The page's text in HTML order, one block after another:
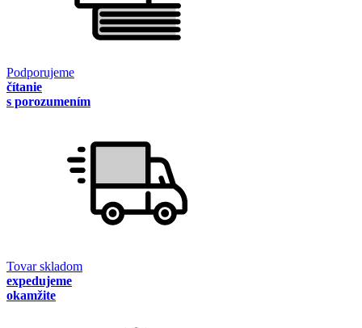
Podporujeme
čítanie
s porozumením
Tovar skladom
expedujeme
okamžite